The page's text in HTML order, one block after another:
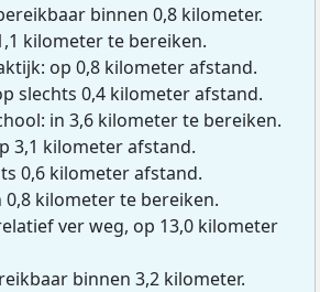
binnen 0,8 kilometer.
kilometer te bereiken.
op 0,8 kilometer afstand.
slechts 0,4 kilometer afstand.
in 3,6 kilometer te bereiken.
3,1 kilometer afstand.
0,6 kilometer afstand.
0,8 kilometer te bereiken.
ver weg, op 13,0 kilometer
binnen 3,2 kilometer.